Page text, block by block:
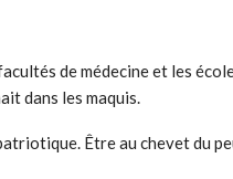
de médecine et les
dans les maquis.
Être au chevet du